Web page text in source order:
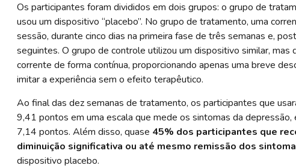
Os participantes foram divididos em dois grupos: o grupo de
usou um dispositivo “placebo”. No grupo de tratamento, uma
sessão, durante cinco dias na primeira fase de três semanas e,
seguintes. O grupo de controle utilizou um dispositivo similar,
corrente de forma contínua, proporcionando apenas uma breve
imitar a experiência sem o efeito terapêutico.
Ao final das dez semanas de tratamento, os participantes que
9,41 pontos em uma escala que mede os sintomas da
7,14 pontos. Além disso, quase 45% dos participantes que
diminuição significativa ou até mesmo remissão dos
dispositivo placebo.